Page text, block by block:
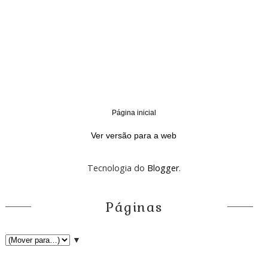
Página inicial
Ver versão para a web
Tecnologia do Blogger.
Páginas
▼